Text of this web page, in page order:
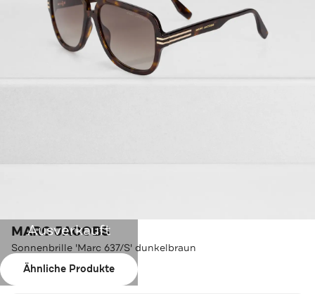
Ausverkauft
Ähnliche Produkte
MARC JACOBS
Sonnenbrille 'Marc 637/S' dunkelbraun
Farbe:dunkelbraun